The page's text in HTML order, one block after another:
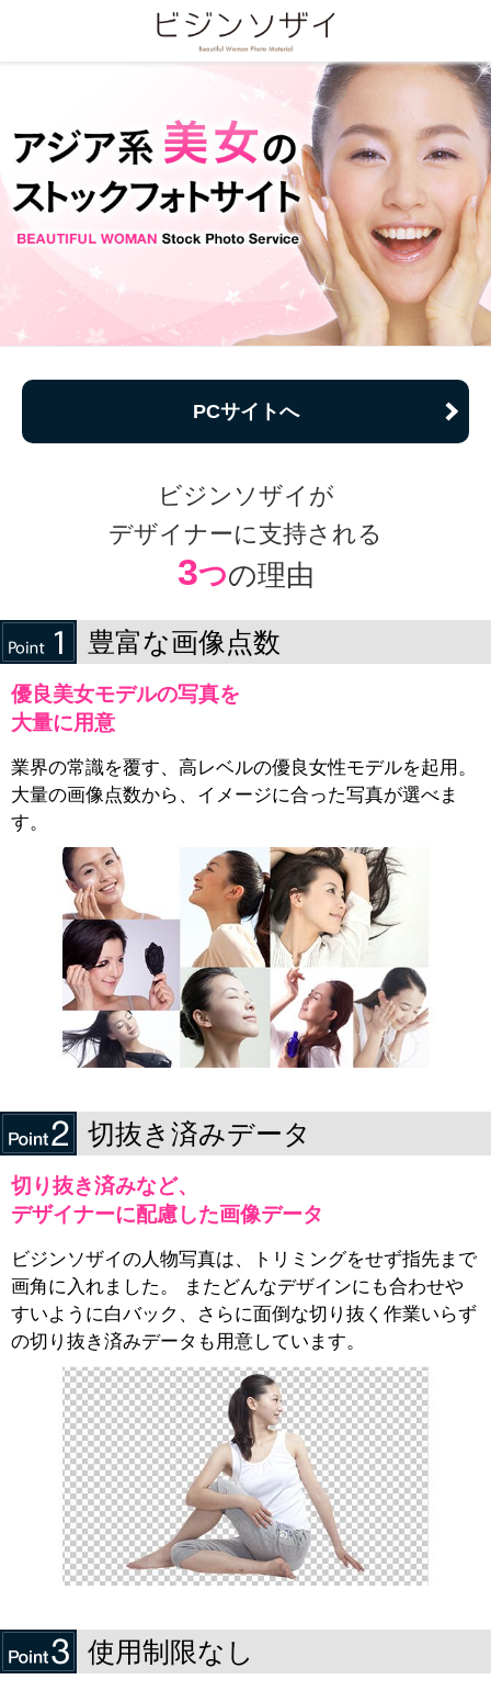
PCサイトへ
ビジンソザイが
デザイナーに支持される
3つの理由
豊富な画像点数
優良美女モデルの写真を
大量に用意
業界の常識を覆す、高レベルの優良女性モデルを起用。
大量の画像点数から、イメージに合った写真が選べま
す。
切抜き済みデータ
切り抜き済みなど、
デザイナーに配慮した画像データ
ビジンソザイの人物写真は、トリミングをせず指先まで
画角に入れました。 またどんなデザインにも合わせや
すいように白バック、さらに面倒な切り抜く作業いらず
の切り抜き済みデータも用意しています。
使用制限なし